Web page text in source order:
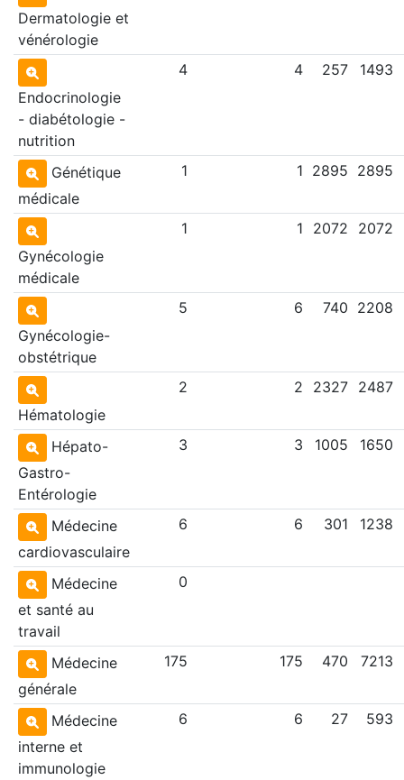
Dermatologie et
vénérologie
Endocrinologie
- diabétologie -
nutrition
4 4 257 1493
Génétique
médicale
1 1 2895 2895
Gynécologie
médicale
1 1 2072 2072
Gynécologie-
obstétrique
5 6 740 2208
Hématologie
2 2 2327 2487
Hépato-
Gastro-
Entérologie
3 3 1005 1650
Médecine
cardiovasculaire
6 6 301 1238
Médecine
et santé au
travail
0
Médecine
générale
175 175 470 7213
Médecine
interne et
immunologie
6 6 27 593